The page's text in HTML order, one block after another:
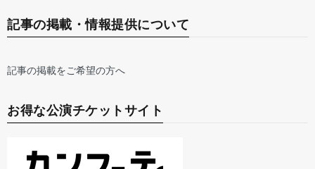
記事の掲載・情報提供について
記事の掲載をご希望の方へ
お得な公演チケットサイト